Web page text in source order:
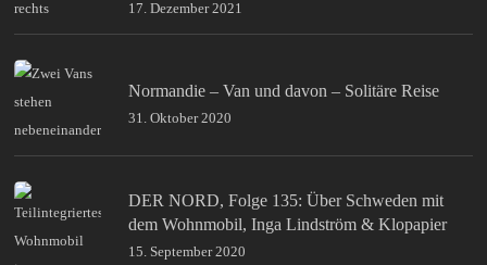
17. Dezember 2021
Normandie – Van und davon – Solitäre Reise
31. Oktober 2020
DER NORD, Folge 135: Über Schweden mit
dem Wohnmobil, Inga Lindström & Klopapier
15. September 2020